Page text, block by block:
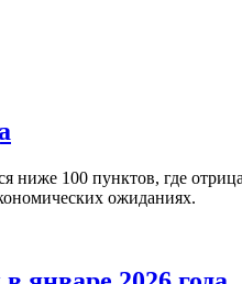
ниже 100 пунктов, где
ожиданиях.